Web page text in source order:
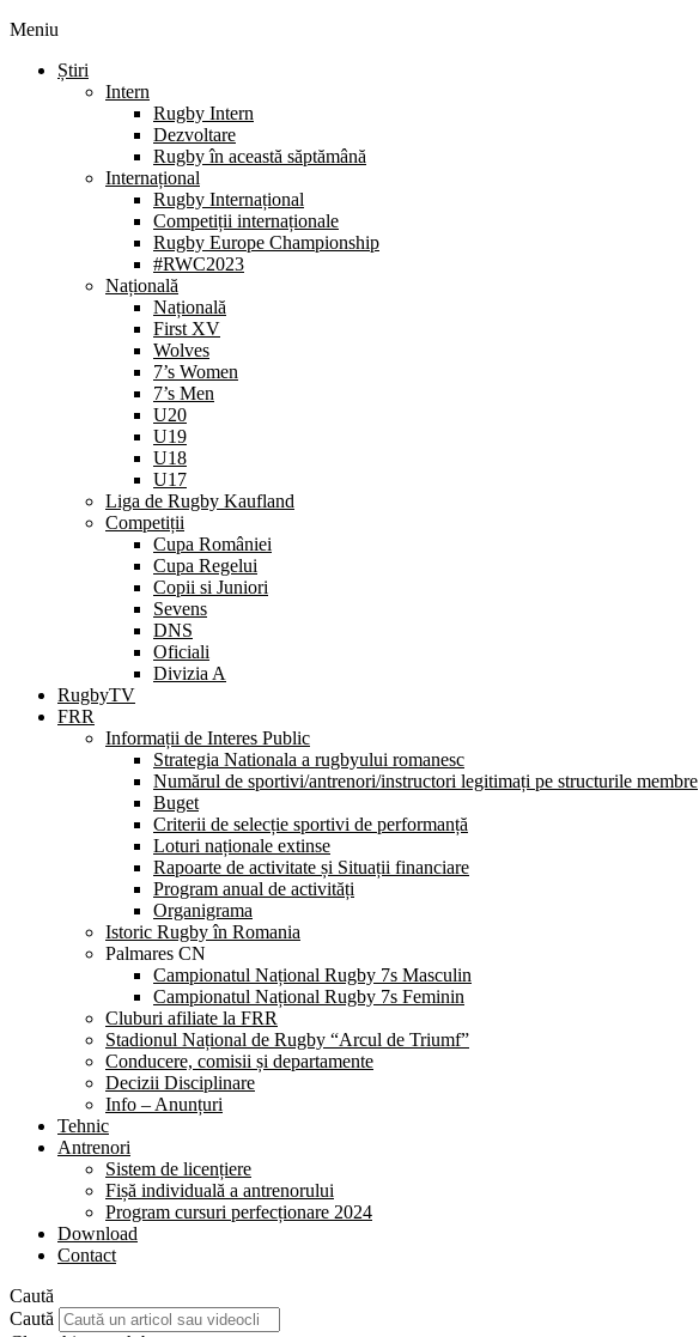
Meniu
Știri
Intern
Rugby Intern
Dezvoltare
Rugby în această săptămână
Internațional
Rugby Internațional
Competiții internaționale
Rugby Europe Championship
#RWC2023
Națională
Națională
First XV
Wolves
7’s Women
7’s Men
U20
U19
U18
U17
Liga de Rugby Kaufland
Competiții
Cupa României
Cupa Regelui
Copii si Juniori
Sevens
DNS
Oficiali
Divizia A
RugbyTV
FRR
Informații de Interes Public
Strategia Nationala a rugbyului romanesc
Numărul de sportivi/antrenori/instructori legitimați pe structurile membre
Buget
Criterii de selecție sportivi de performanță
Loturi naționale extinse
Rapoarte de activitate și Situații financiare
Program anual de activități
Organigrama
Istoric Rugby în Romania
Palmares CN
Campionatul Național Rugby 7s Masculin
Campionatul Național Rugby 7s Feminin
Cluburi afiliate la FRR
Stadionul Național de Rugby “Arcul de Triumf”
Conducere, comisii și departamente
Decizii Disciplinare
Info – Anunțuri
Tehnic
Antrenori
Sistem de licențiere
Fișă individuală a antrenorului
Program cursuri perfecționare 2024
Download
Contact
Caută
Caută